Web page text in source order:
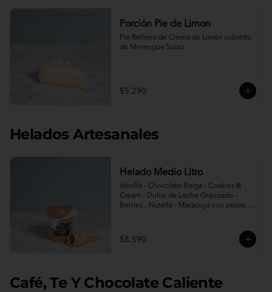
Porción Pie de Limon
Pie Relleno de Crema de Limón cubierto
de Merengue Suizo
$5.290
Helados Artesanales
Helado Medio Litro
Vainilla - Chocolate Belga - Cookies &
Cream - Dulce de Leche Granizado -
Berries - Nutella - Maracuyá con pepas -
Incluye 2 conos.
$8.590
Café, Te Y Chocolate Caliente